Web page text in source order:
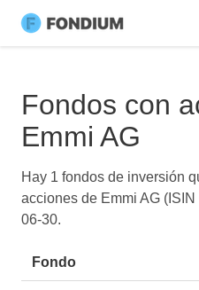
Fondos con
Emmi AG
Hay 1 fondos de inversión
acciones de Emmi AG
06-30.
Fondo